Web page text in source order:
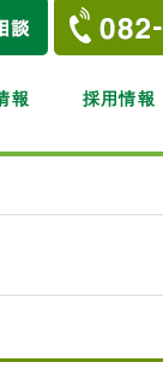
報 採用情報